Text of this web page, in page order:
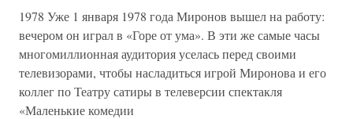
1978 Уже 1 января 1978 года Миронов вышел на работу:
вечером он играл в «Горе от ума». В эти же самые часы
многомиллионная аудитория уселась перед своими
телевизорами, чтобы насладиться игрой Миронова и его
коллег по Театру сатиры в телеверсии спектакля
«Маленькие комедии